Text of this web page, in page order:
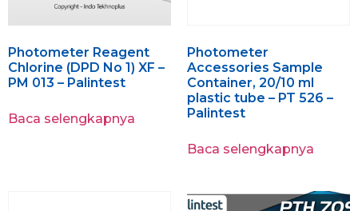
Photometer Reagent
Chlorine (DPD No 1) XF –
PM 013 – Palintest
Baca selengkapnya
Photometer
Accessories Sample
Container, 20/10 ml
plastic tube – PT 526 –
Palintest
Baca selengkapnya